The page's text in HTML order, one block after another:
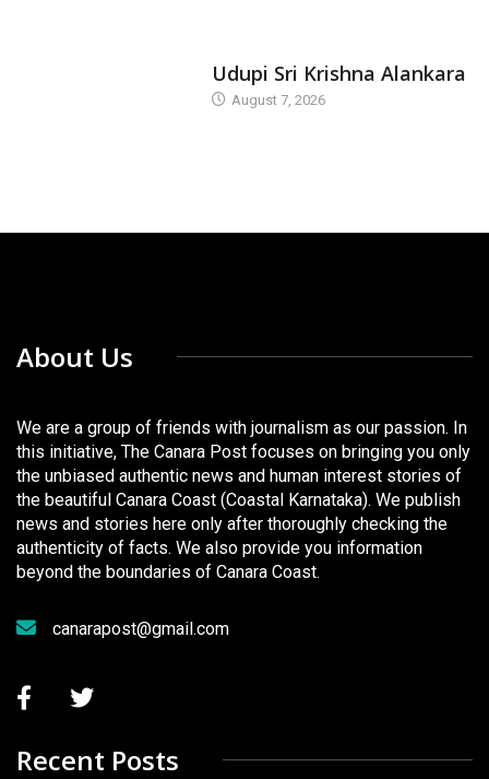
Udupi Sri Krishna Alankara
August 7, 2026
About Us
We are a group of friends with journalism as our passion. In
this initiative, The Canara Post focuses on bringing you only
the unbiased authentic news and human interest stories of
the beautiful Canara Coast (Coastal Karnataka). We publish
news and stories here only after thoroughly checking the
authenticity of facts. We also provide you information
beyond the boundaries of Canara Coast.
canarapost@gmail.com
Recent Posts